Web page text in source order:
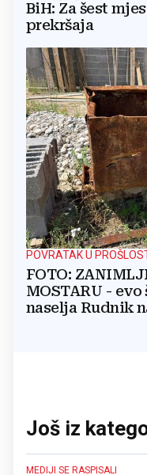
BiH: Za šest
prekršaja
POVRATAK U
FOTO:
MOSTARU -
naselja Rudnik
Još iz
MEDIJI SE RASPISALI